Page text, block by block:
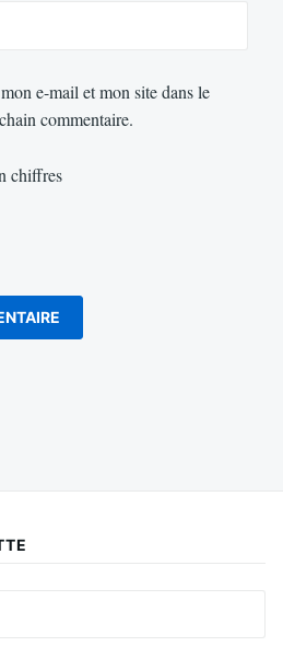
e-mail et mon site dans le
commentaire.
chiffres